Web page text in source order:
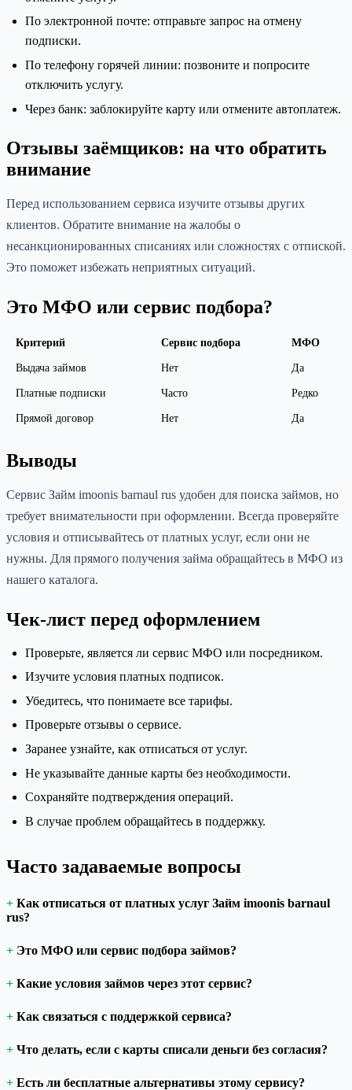
По электронной почте: отправьте запрос на отмену
подписки.
По телефону горячей линии: позвоните и попросите
отключить услугу.
Через банк: заблокируйте карту или отмените автоплатеж.
Отзывы заёмщиков: на что обратить
внимание
Перед использованием сервиса изучите отзывы других
клиентов. Обратите внимание на жалобы о
несанкционированных списаниях или сложностях с отпиской.
Это поможет избежать неприятных ситуаций.
Это МФО или сервис подбора?
Критерий Сервис подбора МФО
Выдача займов Нет Да
Платные подписки Часто Редко
Прямой договор Нет Да
Выводы
Сервис Займ imoonis barnaul rus удобен для поиска займов, но
требует внимательности при оформлении. Всегда проверяйте
условия и отписывайтесь от платных услуг, если они не
нужны. Для прямого получения займа обращайтесь в МФО из
нашего каталога.
Чек-лист перед оформлением
Проверьте, является ли сервис МФО или посредником.
Изучите условия платных подписок.
Убедитесь, что понимаете все тарифы.
Проверьте отзывы о сервисе.
Заранее узнайте, как отписаться от услуг.
Не указывайте данные карты без необходимости.
Сохраняйте подтверждения операций.
В случае проблем обращайтесь в поддержку.
Часто задаваемые вопросы
Как отписаться от платных услуг Займ imoonis barnaul
rus?
Это МФО или сервис подбора займов?
Какие условия займов через этот сервис?
Как связаться с поддержкой сервиса?
Что делать, если с карты списали деньги без согласия?
Есть ли бесплатные альтернативы этому сервису?